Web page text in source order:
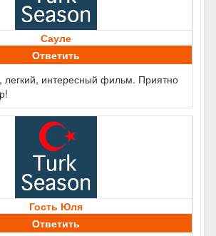
Сауле
Ответить
легкий, интересный фильм. Приятно
Гость Юля
Ответить